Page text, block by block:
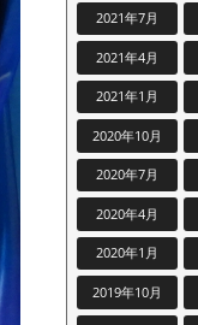
2021年7月
2021年4月
2021年1月
2020年10月
2020年7月
2020年4月
2020年1月
2019年10月